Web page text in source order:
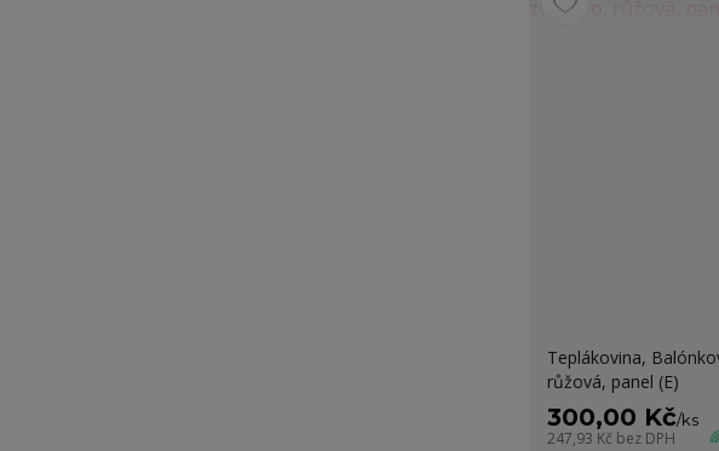
Teplákovina,
růžová, panel (E)
300,00 Kč/ks
247,93 Kč bez DPH